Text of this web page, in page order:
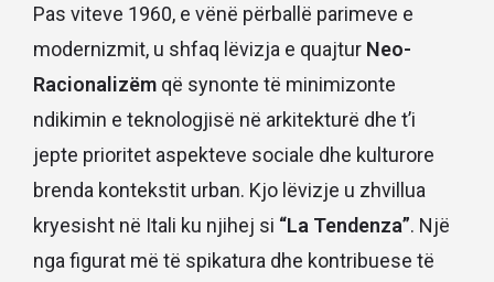
Pas viteve 1960, e vënë përballë parimeve e
modernizmit, u shfaq lëvizja e quajtur Neo-
Racionalizëm që synonte të minimizonte
ndikimin e teknologjisë në arkitekturë dhe t’i
jepte prioritet aspekteve sociale dhe kulturore
brenda kontekstit urban. Kjo lëvizje u zhvillua
kryesisht në Itali ku njihej si “La Tendenza”. Një
nga figurat më të spikatura dhe kontribuese të